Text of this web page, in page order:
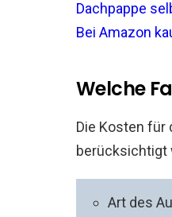
Dachpappe
Bei Amazon
Welche
Die Kosten für
berücksichtigt
Art des